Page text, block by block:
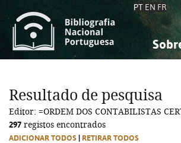
PT EN FR
Resultado de pesquisa
Editor: =ORDEM DOS CONTABILISTAS
297 registos encontrados
ADICIONAR TODOS RETIRAR TODOS